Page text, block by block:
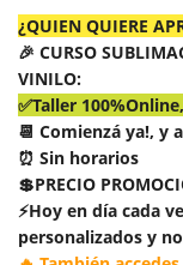
¿QUIEN QUIERE
🎉 CURSO
VINILO:
✅Taller
📆 Comienzá ya!, y
⏰ Sin horarios
💲PRECIO
⚡Hoy en día cada
personalizados y